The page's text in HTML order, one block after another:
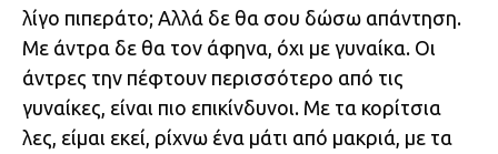
λίγο πιπεράτο; Αλλά δε θα σου δώσω απάντηση.
Με άντρα δε θα τον άφηνα, όχι με γυναίκα. Οι
άντρες την πέφτουν περισσότερο από τις
γυναίκες, είναι πιο επικίνδυνοι. Με τα κορίτσια
λες, είμαι εκεί, ρίχνω ένα μάτι από μακριά, με τα